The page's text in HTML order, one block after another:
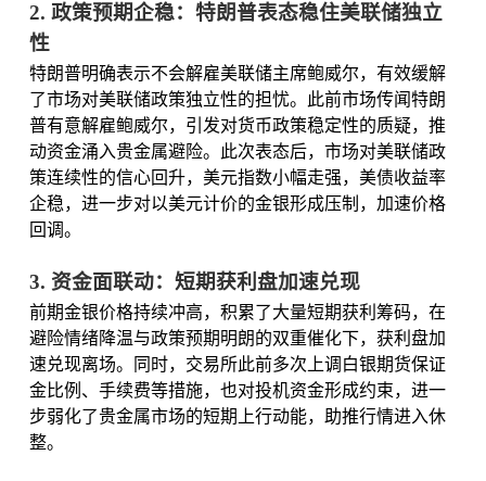
2. 政策预期企稳：特朗普表态稳住美联储独立
性
特朗普明确表示不会解雇美联储主席鲍威尔，有效缓解
了市场对美联储政策独立性的担忧。此前市场传闻特朗
普有意解雇鲍威尔，引发对货币政策稳定性的质疑，推
动资金涌入贵金属避险。此次表态后，市场对美联储政
策连续性的信心回升，美元指数小幅走强，美债收益率
企稳，进一步对以美元计价的金银形成压制，加速价格
回调。
3. 资金面联动：短期获利盘加速兑现
前期金银价格持续冲高，积累了大量短期获利筹码，在
避险情绪降温与政策预期明朗的双重催化下，获利盘加
速兑现离场。同时，交易所此前多次上调白银期货保证
金比例、手续费等措施，也对投机资金形成约束，进一
步弱化了贵金属市场的短期上行动能，助推行情进入休
整。